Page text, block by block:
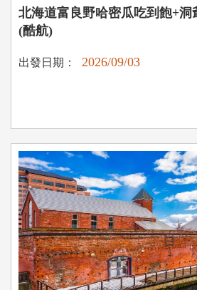
北海道富良野哈密瓜吃到飽+洞
(酷航)
出發日期： 2026/09/03